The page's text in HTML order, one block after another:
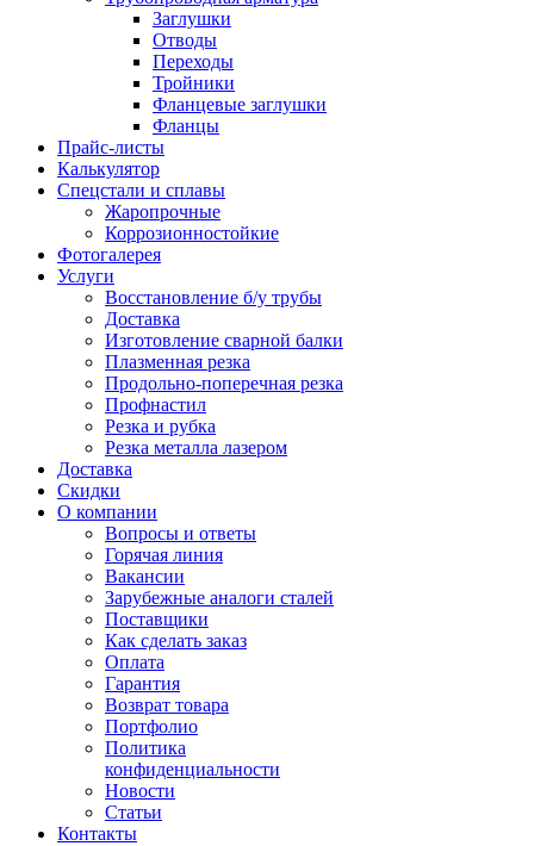
Заглушки
Отводы
Переходы
Тройники
Фланцевые заглушки
Фланцы
Прайс-листы
Калькулятор
Спецстали и сплавы
Жаропрочные
Коррозионностойкие
Фотогалерея
Услуги
Восстановление б/у трубы
Доставка
Изготовление сварной балки
Плазменная резка
Продольно-поперечная резка
Профнастил
Резка и рубка
Резка металла лазером
Доставка
Скидки
О компании
Вопросы и ответы
Горячая линия
Вакансии
Зарубежные аналоги сталей
Поставщики
Как сделать заказ
Оплата
Гарантия
Возврат товара
Портфолио
Политика
конфиденциальности
Новости
Статьи
Контакты